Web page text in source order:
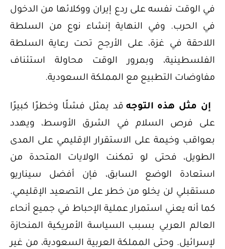
في الوقت نفسه على ردع إيران ووكلائها من الدخول
في الحرب. وفي النهاية إنشاء نوع من السلطة
اللاحقة في غزة، على الأرجح تحت رعاية السلطة
الفلسطينية، وبمرور الوقت محاولة استئناف
مفاوضات التطبيع مع المملكة السعودية.
إن مثل هذه التوجهقد يمثل فشلًا وخطرًا كبيرًا
على فرص السلام في الشرق الأوسط، ويهدد
بعواقب وخيمة على الاستقرار الإقليمي على المدى
الطويل، فحتى لو تمكنت الولايات المتحدة من
استعادة الوضع السابق، فإن أفضل سيناريو
مستقبلي لن يخلو من خطر على التصعيد الإقليمي.
كما أنه يعني استمرار عملية الإحباط في جميع أنحاء
العالم العربي بسبب السياسة الأمريكية المنحازة
لإسرائيل. وحتى المملكة العربية السعودية، من غير